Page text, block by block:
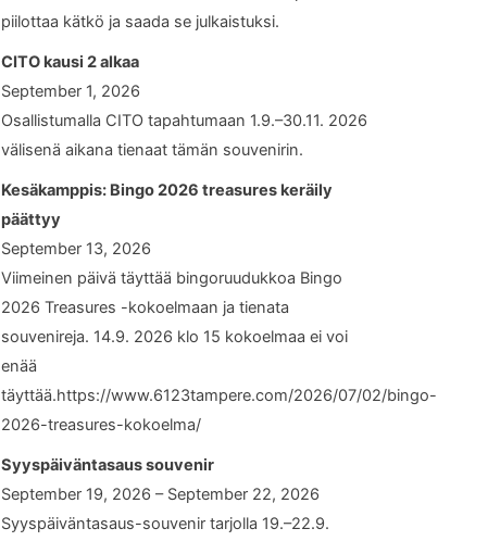
piilottaa kätkö ja saada se julkaistuksi.
CITO kausi 2 alkaa
September 1, 2026
Osallistumalla CITO tapahtumaan 1.9.–30.11. 2026
välisenä aikana tienaat tämän souvenirin.
Kesäkamppis: Bingo 2026 treasures keräily
päättyy
September 13, 2026
Viimeinen päivä täyttää bingoruudukkoa Bingo
2026 Treasures -kokoelmaan ja tienata
souvenireja. 14.9. 2026 klo 15 kokoelmaa ei voi
enää
täyttää.https://www.6123tampere.com/2026/07/02/bingo-
2026-treasures-kokoelma/
Syyspäiväntasaus souvenir
September 19, 2026 – September 22, 2026
Syyspäiväntasaus-souvenir tarjolla 19.–22.9.